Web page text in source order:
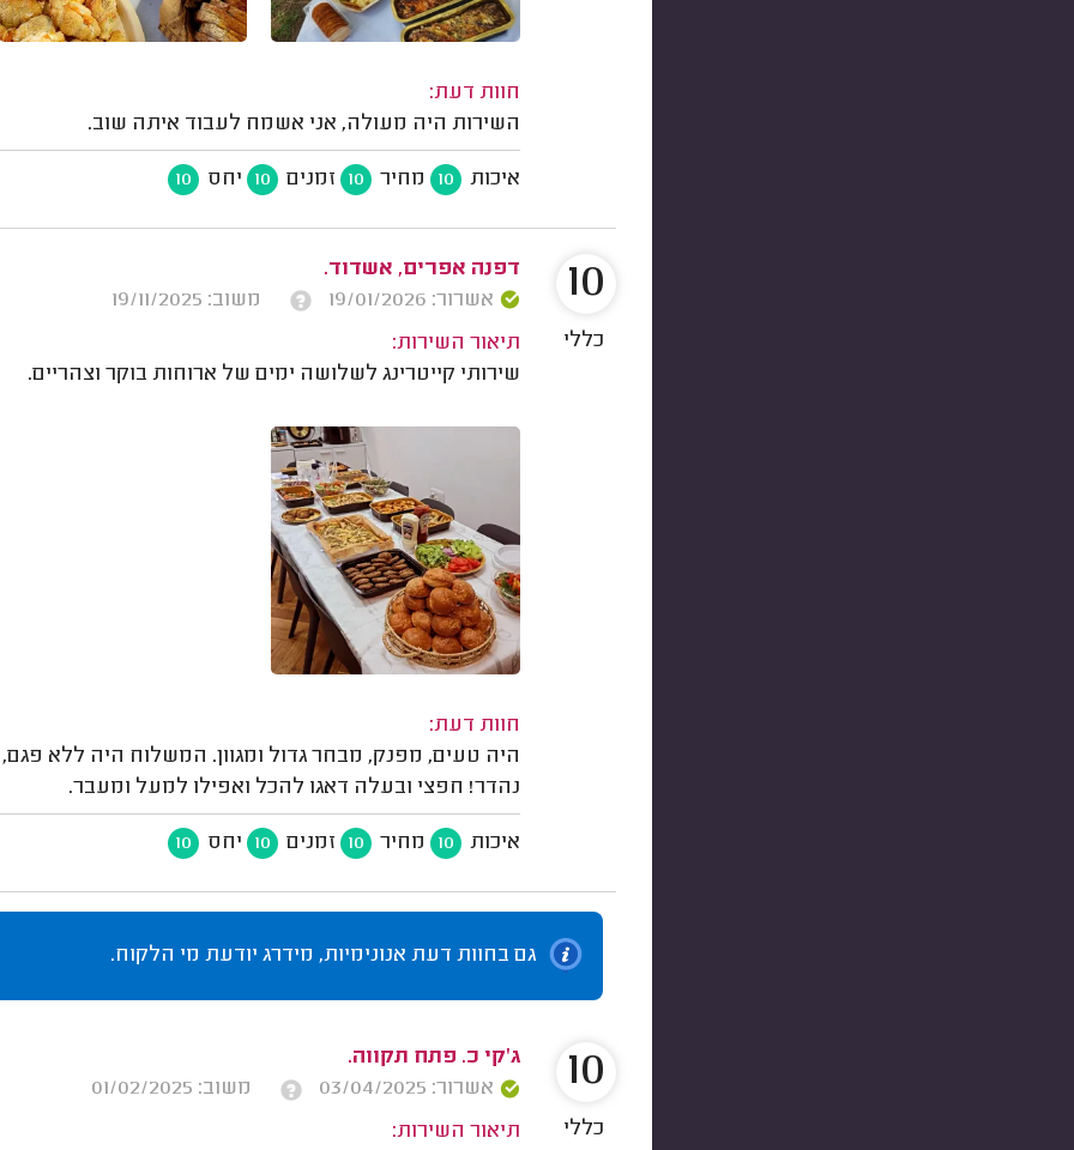
חוות דעת:
השירות היה מעולה, אני אשמח לעבוד איתה שוב.
איכות 10 מחיר 10 זמנים 10 יחס 10
דפנה אפרים, אשדוד.
אשרור: 19/01/2026
משוב: 19/11/2025
תיאור השירות:
שירותי קייטרינג לשלושה ימים של ארוחות בוקר וצהריים.
חוות דעת:
היה טעים, מפנק, מבחר גדול ומגוון. המשלוח היה ללא
נהדר! חפצי ובעלה דאגו להכל ואפילו למעל ומעבר.
איכות 10 מחיר 10 זמנים 10 יחס 10
10
כללי
גם בחוות דעת אנונימיות, מידרג יודעת מי הלקוח.
ג'קי כ. פתח תקווה.
אשרור: 03/04/2025
משוב: 01/02/2025
תיאור השירות:
10
כללי